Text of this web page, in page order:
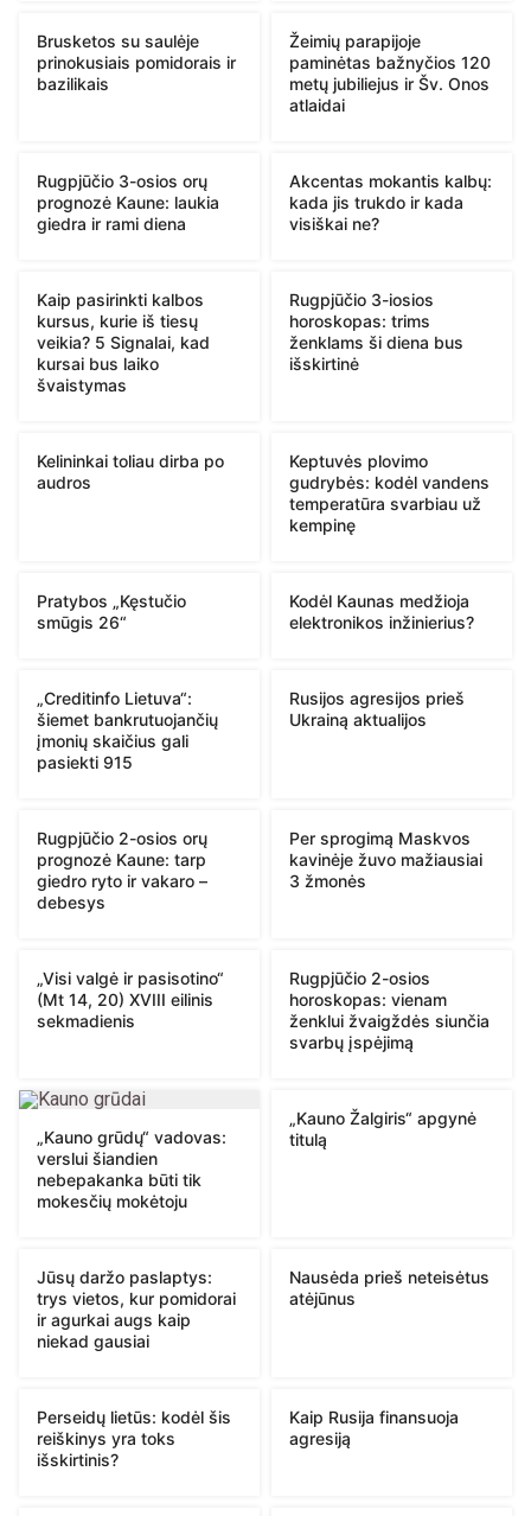
Brusketos su saulėje
prinokusiais pomidorais ir
bazilikais
Žeimių parapijoje
paminėtas bažnyčios 120
metų jubiliejus ir Šv. Onos
atlaidai
Rugpjūčio 3-osios orų
prognozė Kaune: laukia
giedra ir rami diena
Akcentas mokantis kalbų:
kada jis trukdo ir kada
visiškai ne?
Kaip pasirinkti kalbos
kursus, kurie iš tiesų
veikia? 5 Signalai, kad
kursai bus laiko
švaistymas
Rugpjūčio 3-iosios
horoskopas: trims
ženklams ši diena bus
išskirtinė
Kelininkai toliau dirba po
audros
Keptuvės plovimo
gudrybės: kodėl vandens
temperatūra svarbiau už
kempinę
Pratybos „Kęstučio
smūgis 26“
Kodėl Kaunas medžioja
elektronikos inžinierius?
„Creditinfo Lietuva“:
šiemet bankrutuojančių
įmonių skaičius gali
pasiekti 915
Rusijos agresijos prieš
Ukrainą aktualijos
Rugpjūčio 2-osios orų
prognozė Kaune: tarp
giedro ryto ir vakaro –
debesys
Per sprogimą Maskvos
kavinėje žuvo mažiausiai
3 žmonės
„Visi valgė ir pasisotino“
(Mt 14, 20) XVIII eilinis
sekmadienis
Rugpjūčio 2-osios
horoskopas: vienam
ženklui žvaigždės siunčia
svarbų įspėjimą
„Kauno grūdų“ vadovas:
verslui šiandien
nebepakanka būti tik
mokesčių mokėtoju
„Kauno Žalgiris“ apgynė
titulą
Jūsų daržo paslaptys:
trys vietos, kur pomidorai
ir agurkai augs kaip
niekad gausiai
Nausėda prieš neteisėtus
atėjūnus
Perseidų lietūs: kodėl šis
reiškinys yra toks
išskirtinis?
Kaip Rusija finansuoja
agresiją